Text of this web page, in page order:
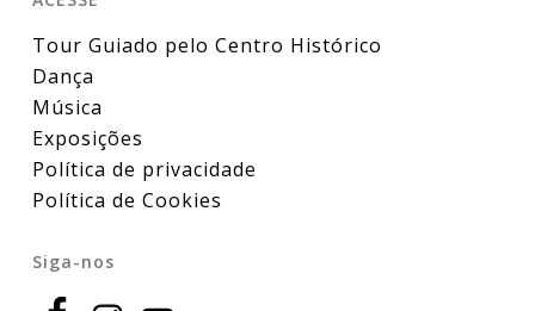
Tour Guiado pelo Centro Histórico
Dança
Música
Exposições
Política de privacidade
Política de Cookies
Siga-nos